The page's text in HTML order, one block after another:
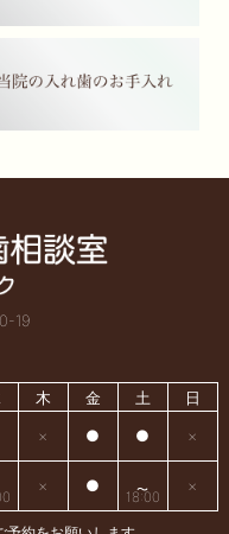
19
木 金 土
日
× ● ● ×
× ●
18:00
×